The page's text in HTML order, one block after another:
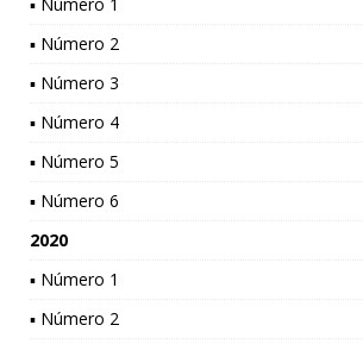
▪ Número 2
▪ Número 3
▪ Número 4
▪ Número 5
▪ Número 6
2020
▪ Número 1
▪ Número 2